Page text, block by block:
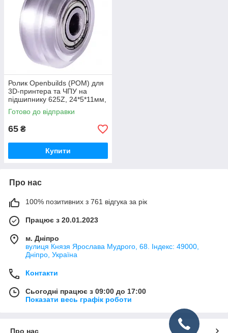
Ролик Openbuilds (POM) для
3D-принтера та ЧПУ на
підшипнику 625Z, 24*5*11мм,
прозорий
Готово до відправки
65 ₴
Купити
Про нас
100% позитивних з 761 відгука за рік
Працює з 20.01.2023
м. Дніпро
вулиця Князя Ярослава Мудрого, 68. Індекс: 49000,
Дніпро, Україна
Контакти
Сьогодні працює з 09:00 до 17:00
Показати весь графік роботи
Про нас